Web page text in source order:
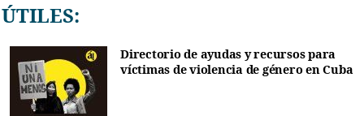
ÚTILES:
Directorio de ayudas y recursos para
víctimas de violencia de género en Cuba